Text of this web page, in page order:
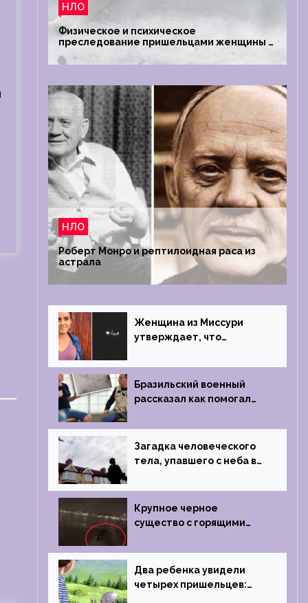
НЛО
Физическое и психическое
преследование пришельцами женщины в
НЛО
Роберт Монро и рептилоидная раса из
астрала
Женщина из Миссури
утверждает, что
синими инопланетянами
Бразильский военный
рассказал как помогал
в 1996 году
Загадка человеческого
тела, упавшего с неба в
Крупное черное
существо с горящими
лодку рыбака
Два ребенка увидели
четырех пришельцев: